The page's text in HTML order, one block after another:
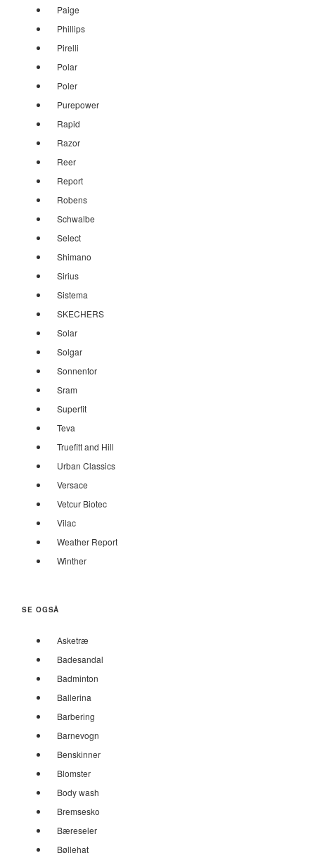
Paige
Phillips
Pirelli
Polar
Poler
Purepower
Rapid
Razor
Reer
Report
Robens
Schwalbe
Select
Shimano
Sirius
Sistema
SKECHERS
Solar
Solgar
Sonnentor
Sram
Superfit
Teva
Truefitt and Hill
Urban Classics
Versace
Vetcur Biotec
Vilac
Weather Report
Winther
SE OGSÅ
Asketræ
Badesandal
Badminton
Ballerina
Barbering
Barnevogn
Benskinner
Blomster
Body wash
Bremsesko
Bæreseler
Bøllehat